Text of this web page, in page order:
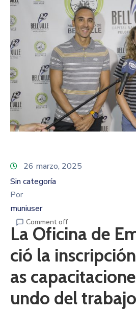
26 marzo, 2025
Sin categoría
Por
muniuser
Comment off
La Oficina de
ció la
as
undo del trabajo